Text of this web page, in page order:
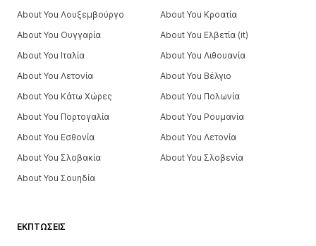
ΕΚΠΤΏΣΕΙΣ
About You Λουξεμβούργο
About You Κροατία
About You Ουγγαρία
About You Ελβετία (it)
About You Ιταλία
About You Λιθουανία
About You Λετονία
About You Βέλγιο
About You Κάτω Χώρες
About You Πολωνία
About You Πορτογαλία
About You Ρουμανία
About You Εσθονία
About You Λετονία
About You Σλοβακία
About You Σλοβενία
About You Σουηδία